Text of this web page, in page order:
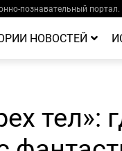
познавательный портал.
НОВОСТЕЙ
тел»: